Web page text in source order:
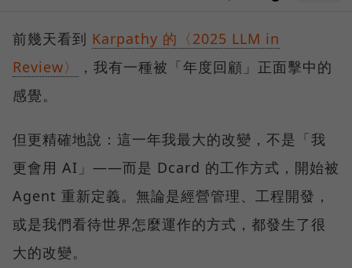
前幾天看到 Karpathy 的〈2025 LLM in
Review〉
，我有一種被「年度回顧」正面擊中的
感覺。
但更精確地說：這一年我最大的改變，不是「我
更會用 AI」——而是 Dcard 的工作方式，開始被
Agent 重新定義。無論是經營管理、工程開發，
或是我們看待世界怎麼運作的方式，都發生了很
大的改變。